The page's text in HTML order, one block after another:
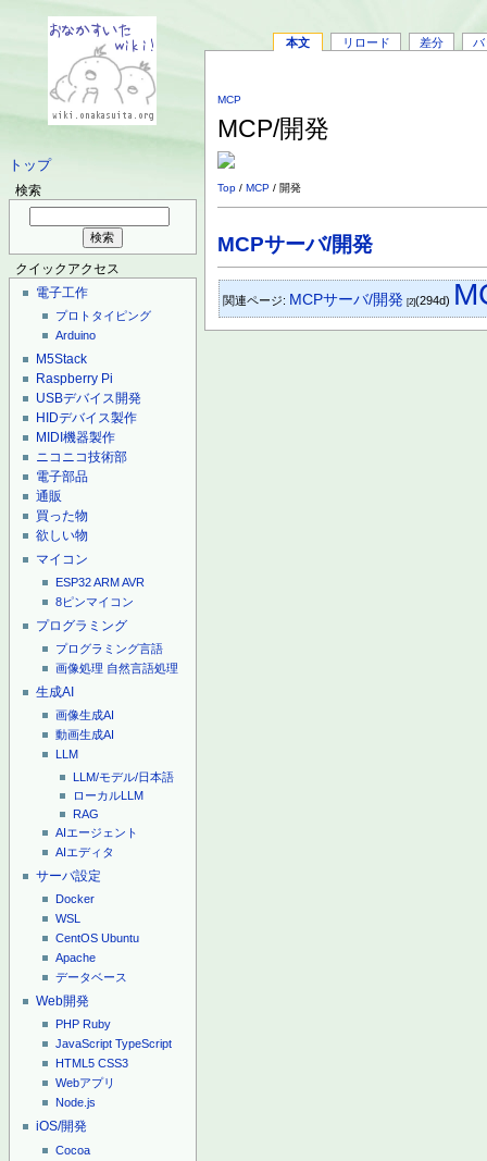
トップ
検索
クイックアクセス
電子工作
プロトタイピング
Arduino
M5Stack
Raspberry Pi
USBデバイス開発
HIDデバイス製作
MIDI機器製作
ニコニコ技術部
電子部品
通販
買った物
欲しい物
マイコン
ESP32ARMAVR
8ピンマイコン
プログラミング
プログラミング言語
画像処理 自然言語処理
生成AI
画像生成AI
動画生成AI
LLM
LLM/モデル/日本語
ローカルLLM
RAG
AIエージェント
AIエディタ
サーバ設定
Docker
WSL
CentOS Ubuntu
Apache
データベース
Web開発
PHP Ruby
JavaScript TypeScript
HTML5 CSS3
Webアプリ
Node.js
iOS/開発
Cocoa
本文 リロード 差分 バ
MCP
MCP/開発
Top /MCP / 開発
MCPサーバ/開発
関連ページ: MCPサーバ/開発 [2](294d)